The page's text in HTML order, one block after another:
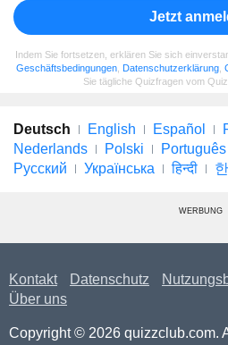
Jetzt
Indem Sie fortsetzen, erklären Sie sich
Geschäftsbedingungen Datenschutzerklärung
Sie tägliche Quizfragen vom
Deutsch English Español
Nederlands
Polski Português
Русский
Українська हिन्दी
WERBUNG
Kontakt Datenschutz
Über uns
Copyright © 2026 quizzclub.com.